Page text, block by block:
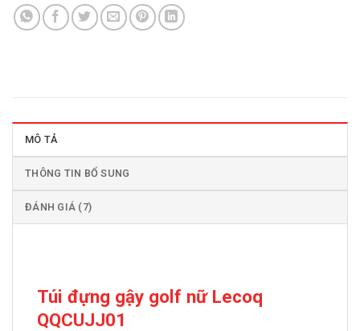
MÔ TẢ
THÔNG TIN BỔ SUNG
ĐÁNH GIÁ (7)
Túi đựng gậy golf nữ Lecoq
QQCUJJ01